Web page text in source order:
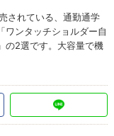
されている、通勤通学
ワンタッチショルダー自
の2選です。大容量で機